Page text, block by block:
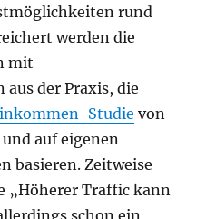
rund
werden die
mit
der Praxis, die
Studie von
auf eigenen
basieren. Zeitweise
„Höherer Traffic kann
schon ein